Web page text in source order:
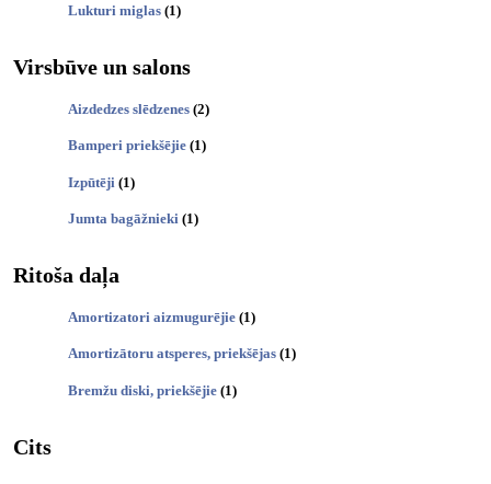
Lukturi miglas (1)
Virsbūve un salons
Aizdedzes slēdzenes (2)
Bamperi priekšējie (1)
Izpūtēji (1)
Jumta bagāžnieki (1)
Ritoša daļa
Amortizatori aizmugurējie (1)
Amortizātoru atsperes, priekšējas (1)
Bremžu diski, priekšējie (1)
Cits